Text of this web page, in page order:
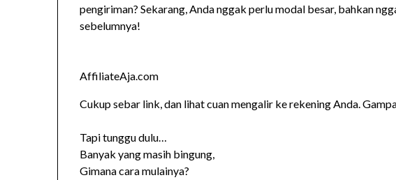
pengiriman? Sekarang, Anda nggak perlu modal besar, bahkan
sebelumnya!
AffiliateAja.com
Cukup sebar link, dan lihat cuan mengalir ke rekening Anda.
Tapi tunggu dulu…
Banyak yang masih bingung,
Gimana cara mulainya?